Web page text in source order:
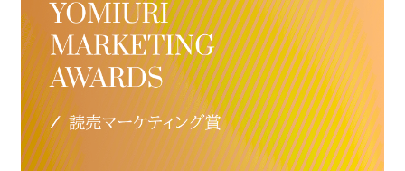
ターゲットメディア
AWARD
読売新聞の広告賞
読売新聞の広告賞 トップ
CONTACT
お問い合わせ